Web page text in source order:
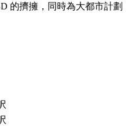
的擠擁，同時為大都市計劃